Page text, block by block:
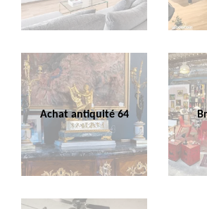
Achat antiquité 64